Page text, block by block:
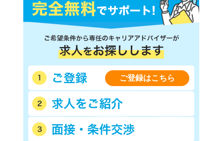
ご登録はこちら